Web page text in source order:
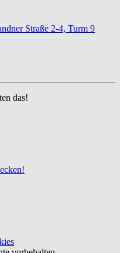
Straße 2-4, Turm 9
das!